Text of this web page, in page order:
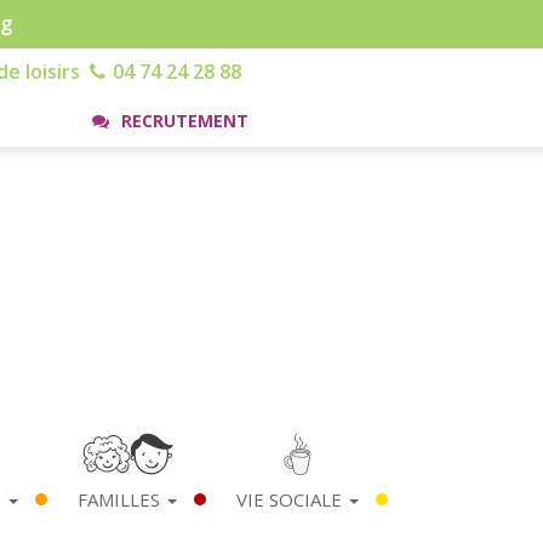
loisirs 04 74 24 28 88
RECRUTEMENT
FAMILLES VIE SOCIALE